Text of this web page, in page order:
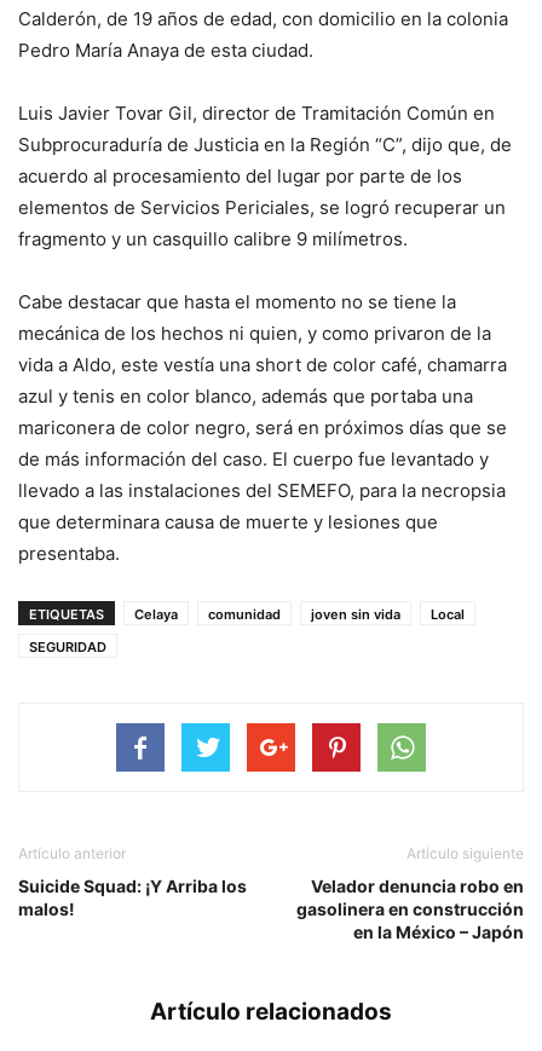
Calderón, de 19 años de edad, con domicilio en la colonia
Pedro María Anaya de esta ciudad.
Luis Javier Tovar Gil, director de Tramitación Común en
Subprocuraduría de Justicia en la Región “C”, dijo que, de
acuerdo al procesamiento del lugar por parte de los
elementos de Servicios Periciales, se logró recuperar un
fragmento y un casquillo calibre 9 milímetros.
Cabe destacar que hasta el momento no se tiene la
mecánica de los hechos ni quien, y como privaron de la
vida a Aldo, este vestía una short de color café, chamarra
azul y tenis en color blanco, además que portaba una
mariconera de color negro, será en próximos días que se
de más información del caso. El cuerpo fue levantado y
llevado a las instalaciones del SEMEFO, para la necropsia
que determinara causa de muerte y lesiones que
presentaba.
ETIQUETAS Celaya comunidad joven sin vida
Local
SEGURIDAD
Artículo anterior
Suicide Squad: ¡Y Arriba los
malos!
Artículo siguiente
Velador denuncia robo en
gasolinera en construcción
en la México – Japón
Artículo relacionados